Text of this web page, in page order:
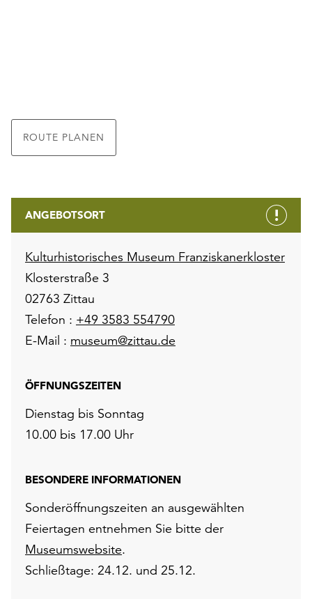
ROUTE PLANEN
ANGEBOTSORT
Kulturhistorisches Museum Franziskanerkloster
Klosterstraße 3
02763 Zittau
Telefon : +49 3583 554790
E-Mail : museum@zittau.de
ÖFFNUNGSZEITEN
Dienstag bis Sonntag
10.00 bis 17.00 Uhr
BESONDERE INFORMATIONEN
Sonderöffnungszeiten an ausgewählten
Feiertagen entnehmen Sie bitte der
Museumswebsite.
Schließtage: 24.12. und 25.12.